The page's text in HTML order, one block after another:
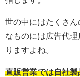
世の中にはたくさ
なものには広告代
りますよね。
直販営業では自社